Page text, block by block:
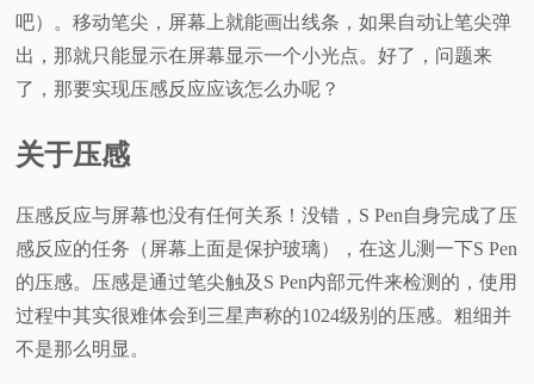
吧）。移动笔尖，屏幕上就能画出线条，如果自动让笔尖弹
出，那就只能显示在屏幕显示一个小光点。好了，问题来
了，那要实现压感反应应该怎么办呢？
关于压感
压感反应与屏幕也没有任何关系！没错，S Pen自身完成了压
感反应的任务（屏幕上面是保护玻璃），在这儿测一下S Pen
的压感。压感是通过笔尖触及S Pen内部元件来检测的，使用
过程中其实很难体会到三星声称的1024级别的压感。粗细并
不是那么明显。